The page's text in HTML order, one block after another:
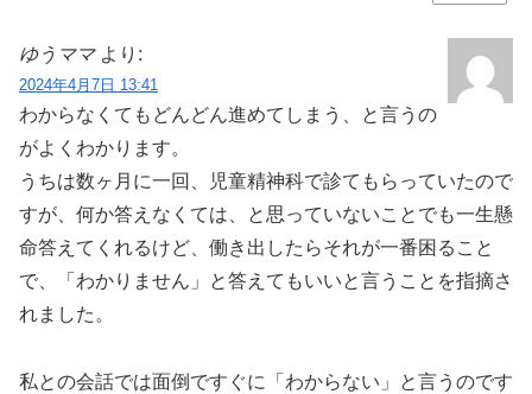
ゆうママ より:
2024年4月7日 13:41
わからなくてもどんどん進めてしまう、と言うの
がよくわかります。
うちは数ヶ月に一回、児童精神科で診てもらっていたので
すが、何か答えなくては、と思っていないことでも一生懸
命答えてくれるけど、働き出したらそれが一番困ること
で、「わかりません」と答えてもいいと言うことを指摘さ
れました。
私との会話では面倒ですぐに「わからない」と言うのです